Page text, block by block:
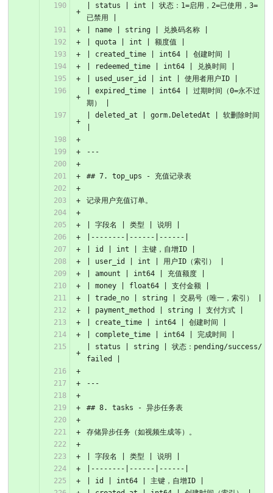
| status | int | 状态：1=启用，2=已使用，3=
已禁用 |
| name | string | 兑换码名称 |
| quota | int | 额度值 |
| created_time | int64 | 创建时间 |
| redeemed_time | int64 | 兑换时间 |
| used_user_id | int | 使用者用户ID |
| expired_time | int64 | 过期时间（0=永不过
期） |
| deleted_at | gorm.DeletedAt | 软删除时间
---
## 7. top_ups - 充值记录表
记录用户充值订单。
| 字段名 | 类型 | 说明 |
|--------|------|------|
| id | int | 主键，自增ID |
| user_id | int | 用户ID（索引） |
| amount | int64 | 充值额度 |
| money | float64 | 支付金额 |
| trade_no | string | 交易号（唯一，索引） |
| payment_method | string | 支付方式 |
| create_time | int64 | 创建时间 |
| complete_time | int64 | 完成时间 |
| status | string | 状态：pending/success/
failed |
---
## 8. tasks - 异步任务表
存储异步任务（如视频生成等）。
| 字段名 | 类型 | 说明 |
|--------|------|------|
| id | int64 | 主键，自增ID |